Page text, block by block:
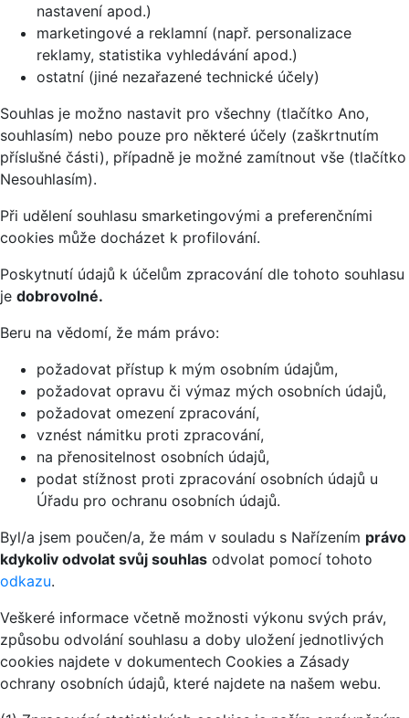
nastavení apod.)
marketingové a reklamní (např. personalizace
reklamy, statistika vyhledávání apod.)
ostatní (jiné nezařazené technické účely)
Souhlas je možno nastavit pro všechny (tlačítko Ano,
souhlasím) nebo pouze pro některé účely (zaškrtnutím
příslušné části), případně je možné zamítnout vše (tlačítko
Nesouhlasím).
Při udělení souhlasu smarketingovými a preferenčními
cookies může docházet k profilování.
Poskytnutí údajů k účelům zpracování dle tohoto souhlasu
je dobrovolné.
Beru na vědomí, že mám právo:
požadovat přístup k mým osobním údajům,
požadovat opravu či výmaz mých osobních údajů,
požadovat omezení zpracování,
vznést námitku proti zpracování,
na přenositelnost osobních údajů,
podat stížnost proti zpracování osobních údajů u
Úřadu pro ochranu osobních údajů.
Byl/a jsem poučen/a, že mám v souladu s Nařízením právo
kdykoliv odvolat svůj souhlas odvolat pomocí tohoto
odkazu.
Veškeré informace včetně možnosti výkonu svých práv,
způsobu odvolání souhlasu a doby uložení jednotlivých
cookies najdete v dokumentech Cookies a Zásady
ochrany osobních údajů, které najdete na našem webu.